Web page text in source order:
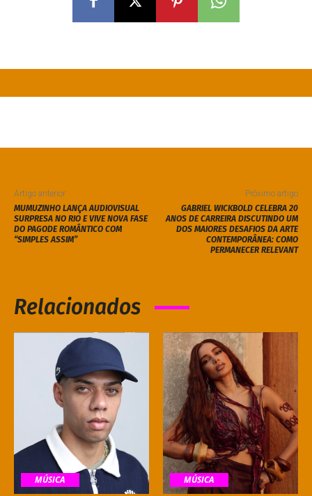
Artigo anterior
MUMUZINHO LANÇA AUDIOVISUAL
SURPRESA NO RIO E VIVE NOVA FASE
DO PAGODE ROMÂNTICO COM
“SIMPLES ASSIM”
Próximo artigo
GABRIEL WICKBOLD CELEBRA 20
ANOS DE CARREIRA DISCUTINDO UM
DOS MAIORES DESAFIOS DA ARTE
CONTEMPORÂNEA: COMO
PERMANECER RELEVANT
Relacionados
MÚSICA MÚSICA